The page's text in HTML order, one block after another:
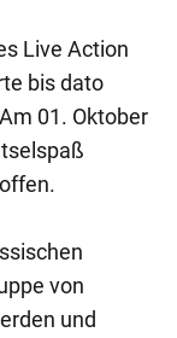
Live Action
bis dato
01. Oktober
von
und